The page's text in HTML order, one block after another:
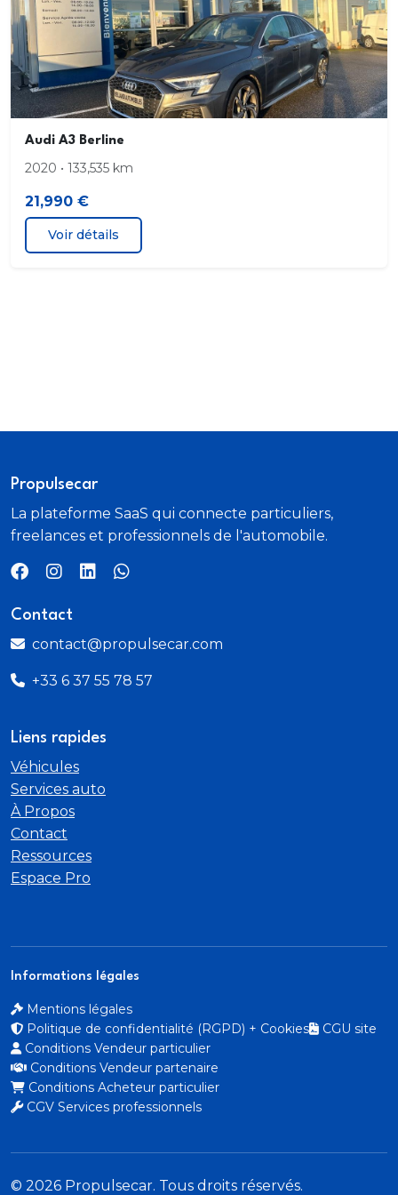
Ciel de pavillon en tissu Gris Titane
Clé à fréquence radio
Diffuseur AR en noir titane mat
Dossier de banquette AR rabattable en deux
parties 40:60 ou entièrement
Détecteur d'occupation des sièges
Interface Bluetooth
d'appareils externes uniquement
Limiteur de vitesse
Lève-vitres électriques à l'AV et à l'AR
MMI Radio plus
Pare-brise en verre athermique avec bande grise
sur la partie supérieure du pare-brise
Phares halogènes avec feux de croisement
feux diurnes
Prises d'air latérales à l'AV en noir mat grainé avec
encadrement C en Noir Titane
Récupération d'énergie
Rétroviseur intérieur jour/nuit manuel
Audi A3 Berline
2020 • 133,535 km
21,990 €
Voir détails
Propulsecar
La plateforme SaaS qui connecte particuliers,
freelances et professionnels de l'automobile.
Contact
contact@propulsecar.com
+33 6 37 55 78 57
Liens rapides
Véhicules
Services auto
À Propos
Contact
Ressources
Espace Pro
Informations légales
Mentions légales
Politique de confidentialité (RGPD) + Cookies
CGU site
Conditions Vendeur particulier
Conditions Vendeur partenaire
Conditions Acheteur particulier
CGV Services professionnels
© 2026 Propulsecar. Tous droits réservés.